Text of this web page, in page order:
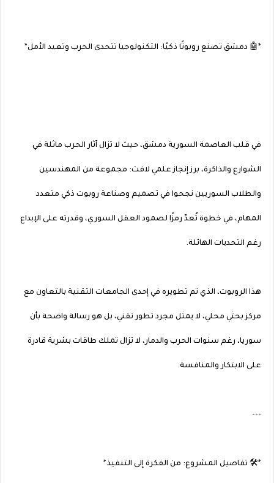
*🤖 دمشق تصنع روبوتًا ذكيًا: التكنولوجيا تتحدى الحرب وتعيد الأمل*
في قلب العاصمة السورية دمشق، حيث لا تزال آثار الحرب ماثلة في
الشوارع والذاكرة، برز إنجاز علمي لافت: مجموعة من المهندسين
والطلاب السوريين نجحوا في تصميم وصناعة روبوت ذكي متعدد
المهام، في خطوة تُعدّ رمزًا لصمود العقل السوري، وقدرته على الإبداع
رغم التحديات الهائلة.
هذا الروبوت، الذي تم تطويره في إحدى الجامعات التقنية بالتعاون مع
مركز بحثي محلي، لا يمثل مجرد تطور تقني، بل هو رسالة واضحة بأن
سوريا، رغم سنوات الحرب والدمار، لا تزال تملك طاقات بشرية قادرة
على الابتكار والمنافسة.
---
*🛠️ تفاصيل المشروع: من الفكرة إلى التنفيذ*